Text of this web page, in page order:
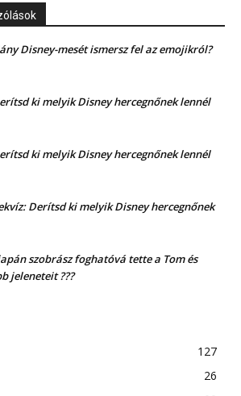
Disney-mesét ismersz fel az emojikról?
ki melyik Disney hercegnőnek lennél
ki melyik Disney hercegnőnek lennél
Derítsd ki melyik Disney hercegnőnek
szobrász foghatóvá tette a Tom és
jeleneteit ???
127
26